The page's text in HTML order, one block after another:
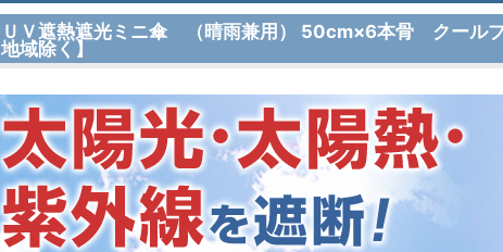
ＵＶ遮熱遮光ミニ傘 （晴雨兼用） 50cm×6本骨 クール
地域除く】